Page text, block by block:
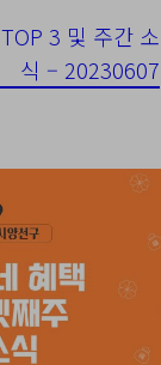
3 및 주간 소
식 – 20230607